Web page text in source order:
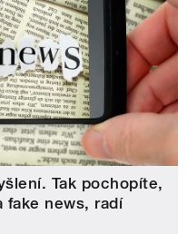
Tak pochopíte,
fake news, radí